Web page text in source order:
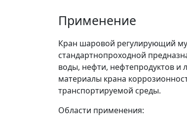
Применение
Кран шаровой регулирующий
стандартнопроходной
воды, нефти, нефтепродуктов
материалы крана
транспортируемой среды.
Области применения: